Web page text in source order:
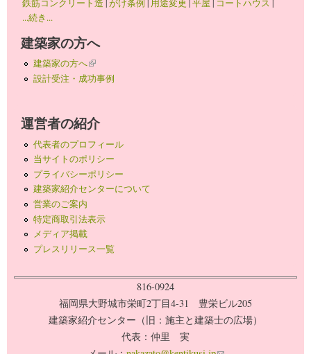
...続き...
建築家の方へ
建築家の方へ(link is external)
設計受注・成功事例
運営者の紹介
代表者のプロフィール
当サイトのポリシー
プライバシーポリシー
建築家紹介センターについて
営業のご案内
特定商取引法表示
メディア掲載
プレスリリース一覧
816-0924
福岡県大野城市栄町2丁目4-31 豊栄ビル205
建築家紹介センター（旧：施主と建築士の広場）
代表：仲里 実